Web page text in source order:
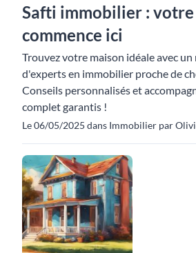
Safti immobilier :
commence ici
Trouvez votre maison idéale avec un
d'experts en immobilier proche de
Conseils personnalisés et
complet garantis !
Le 06/05/2025 dans Immobilier par